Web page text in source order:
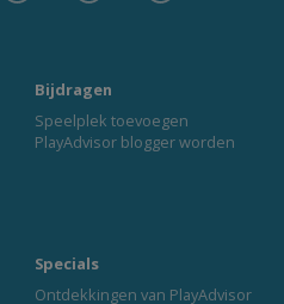
Bijdragen
Speelplek toevoegen
PlayAdvisor blogger worden
Specials
Ontdekkingen van PlayAdvisor